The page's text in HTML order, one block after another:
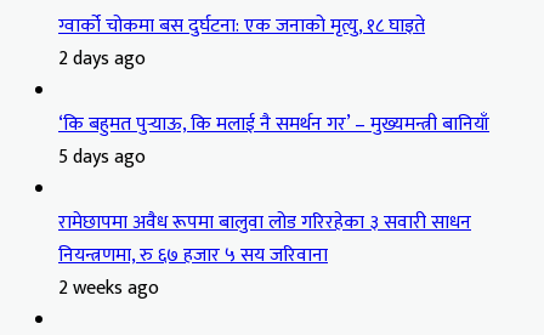
ग्वार्को चोकमा बस दुर्घटना: एक जनाको मृत्यु, १८ घाइते
2 days ago
‘कि बहुमत पुर्‍याऊ, कि मलाई नै समर्थन गर’ – मुख्यमन्त्री बानियाँ
5 days ago
रामेछापमा अवैध रूपमा बालुवा लोड गरिरहेका ३ सवारी साधन
नियन्त्रणमा, रु ६७ हजार ५ सय जरिवाना
2 weeks ago